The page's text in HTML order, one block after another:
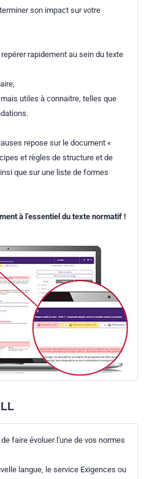
son impact sur votre
rapidement au sein du texte
utiles à connaitre, telles que
repose sur le document «
et règles de structure et de
que sur une liste de formes
à l’essentiel du texte normatif !
faire évoluer l'une de vos normes
langue, le service Exigences ou